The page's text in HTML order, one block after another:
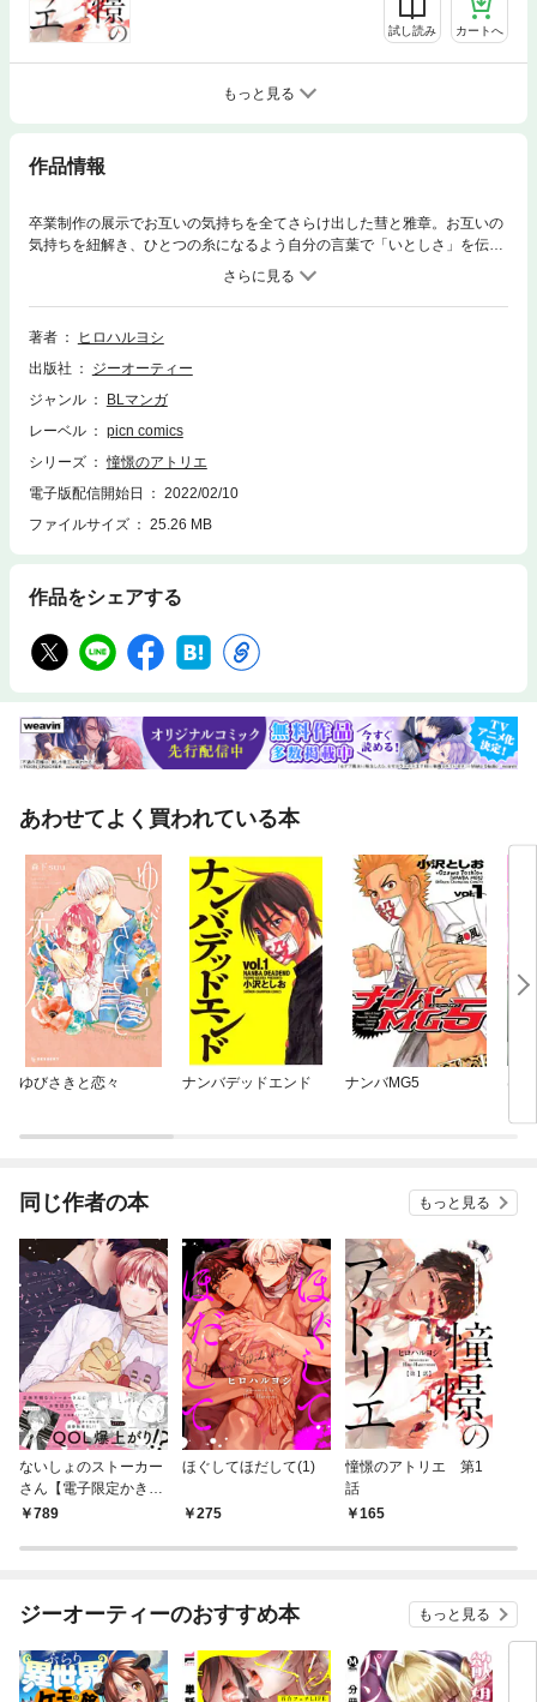
試し読み カートへ
もっと見る
作品情報
卒業制作の展示でお互いの気持ちを全てさらけ出した彗と雅章。お互いの
気持ちを紐解き、ひとつの糸になるよう自分の言葉で「いとしさ」を伝
え、今までのお遊びや興味本位でなく、本当の意味で繋がることができ
た。この先を見据えた2人の恋の行く末は……。
著者
ヒロハルヨシ
出版社
ジーオーティー
ジャンル
BLマンガ
レーベル
picn comics
シリーズ
憧憬のアトリエ
電子版配信開始日
2022/02/10
ファイルサイズ
25.26 MB
作品をシェアする
あわせてよく買われている本
ゆびさきと恋々 ナンバデッドエンド ナンバMG5
は
い
同じ作者の本 もっと見る
ないしょのストーカー
さん【電子限定かきお
ろし付】
789
ほぐしてほだして(1)
275
憧憬のアトリエ 第1
話
165
ジーオーティーのおすすめ本 もっと見る